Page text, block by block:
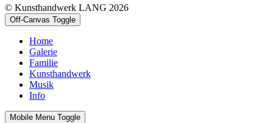
© Kunsthandwerk LANG 2026
Off-Canvas Toggle
Home
Galerie
Familie
Kunsthandwerk
Musik
Info
Mobile Menu Toggle